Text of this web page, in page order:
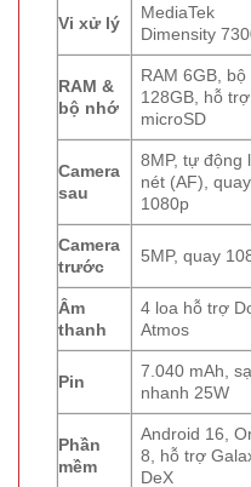
Vi xử lý
MediaTek
Dimensity
RAM &
bộ nhớ
RAM 6GB,
128GB, hỗ trợ
microSD
Camera
sau
8MP, tự động
nét (AF), quay
1080p
Camera
trước
5MP, quay
Âm
thanh
4 loa hỗ trợ
Atmos
Pin
7.040 mAh,
nhanh 25W
Phần
mềm
Android 16,
8, hỗ trợ
DeX